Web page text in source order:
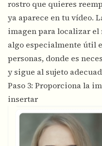
rostro que quieres
ya aparece en tu vídeo.
imagen para localizar
algo especialmente útil
personas, donde es
y sigue al sujeto
Paso 3: Proporciona la
insertar